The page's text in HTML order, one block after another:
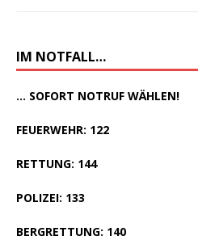
IM NOTFALL…
... SOFORT NOTRUF WÄHLEN!
FEUERWEHR: 122
RETTUNG: 144
POLIZEI: 133
BERGRETTUNG: 140